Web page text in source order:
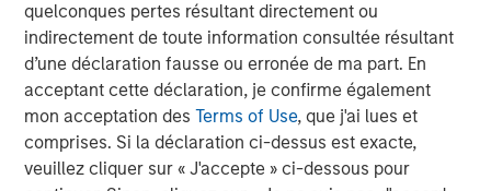
quelconques pertes résultant directement ou
indirectement de toute information consultée résultant
d’une déclaration fausse ou erronée de ma part. En
acceptant cette déclaration, je confirme également
mon acceptation desTerms of Use, que j'ai lues et
comprises. Si la déclaration ci-dessus est exacte,
veuillez cliquer sur « J'accepte » ci-dessous pour
Fed Easing. For 2026, we forecast steady-to-improving
economic performance supported by modest growth
comparable to this year’s 1.75% increase in real GDP, with
inflation reasonably contained near 2025’s yearend level
of 3%. The new Fed Chair, whose first meeting will be in
June, will likely be willing to let inflation run a little hotter
in order to get rates closer to neutral by the end of 2026.